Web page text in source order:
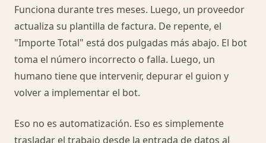
Funciona durante tres meses. Luego, un proveedor
actualiza su plantilla de factura. De repente, el
"Importe Total" está dos pulgadas más abajo. El bot
toma el número incorrecto o falla. Luego, un
humano tiene que intervenir, depurar el guion y
volver a implementar el bot.
Eso no es automatización. Eso es simplemente
trasladar el trabajo desde la entrada de datos al